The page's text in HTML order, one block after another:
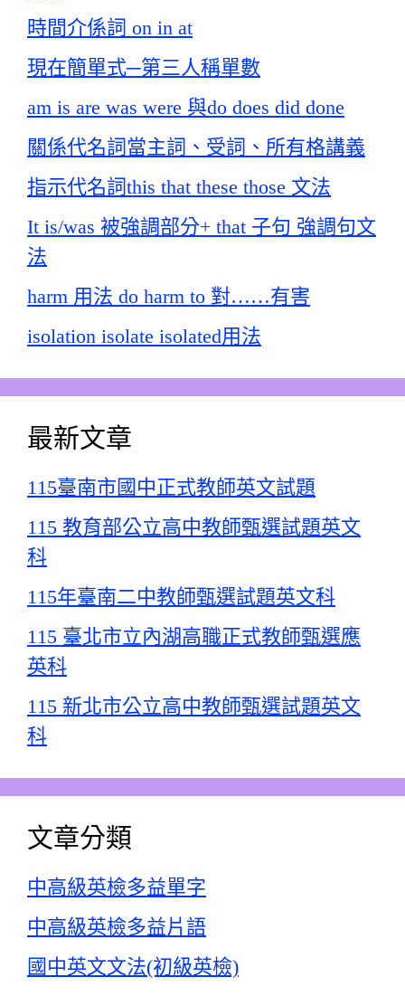
時間介係詞 on in at
現在簡單式─第三人稱單數
am is are was were 與do does did done
關係代名詞當主詞、受詞、所有格講義
指示代名詞this that these those 文法
It is/was 被強調部分+ that 子句 強調句文
法
harm 用法 do harm to 對……有害
isolation isolate isolated用法
最新文章
115臺南市國中正式教師英文試題
115 教育部公立高中教師甄選試題英文
科
115年臺南二中教師甄選試題英文科
115 臺北市立內湖高職正式教師甄選應
英科
115 新北市公立高中教師甄選試題英文
科
文章分類
中高級英檢多益單字
中高級英檢多益片語
國中英文文法(初級英檢)